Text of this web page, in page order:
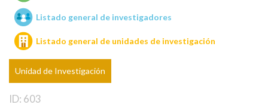
Unidades de investigación
Listado general de investigadores
Listado general de unidades de investigación
Unidad de Investigación
ID: 603